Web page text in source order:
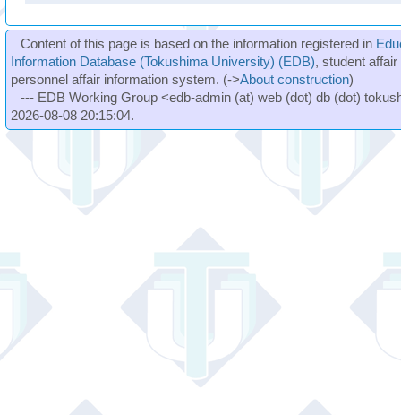
Content of this page is based on the information registered in
Information Database (Tokushima University) (EDB), student
personnel affair information system. (->About construction)
--- EDB Working Group <edb-admin (at) web (dot) db (dot)
2026-08-08 20:15:04.